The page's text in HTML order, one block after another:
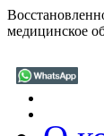
медицинское